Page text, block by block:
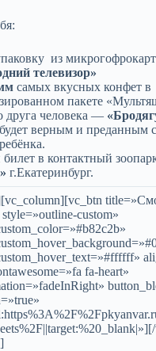
из
телевизор»
самых вкусных конфет в
пакете
друга человека —
будет верным и преданным
билет в контактный
г.Екатеринбург.
custom»
fa-heart»